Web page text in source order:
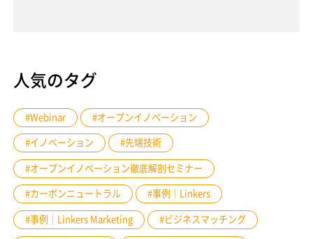
人気のタグ
#Webinar #オープンイノベーション
#イノベーション #先端技術
#オープンイノベーション徹底解剖セミナー
#カーボンニュートラル #事例｜Linkers
#事例｜Linkers Marketing #ビジネスマッチング